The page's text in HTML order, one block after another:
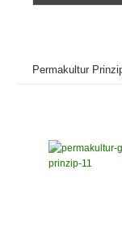
Permakultur